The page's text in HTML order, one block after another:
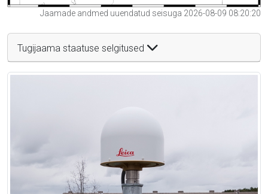
Jaamade andmed uuendatud seisuga 2026-08-09 08:20:20
Tugijaama staatuse selgitused